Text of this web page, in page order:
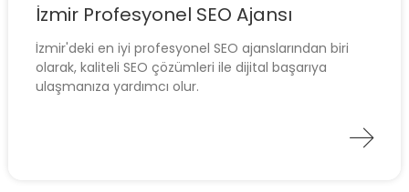
İzmir Profesyonel SEO Ajansı
İzmir'deki en iyi profesyonel SEO ajanslarından biri
olarak, kaliteli SEO çözümleri ile dijital başarıya
ulaşmanıza yardımcı olur.